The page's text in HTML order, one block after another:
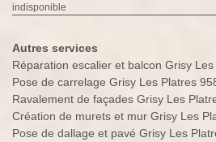
indisponible
Autres services
Réparation escalier et balcon Grisy
Pose de carrelage Grisy Les Platres
Ravalement de façades Grisy Les
Création de murets et mur Grisy Les
Pose de dallage et pavé Grisy Les